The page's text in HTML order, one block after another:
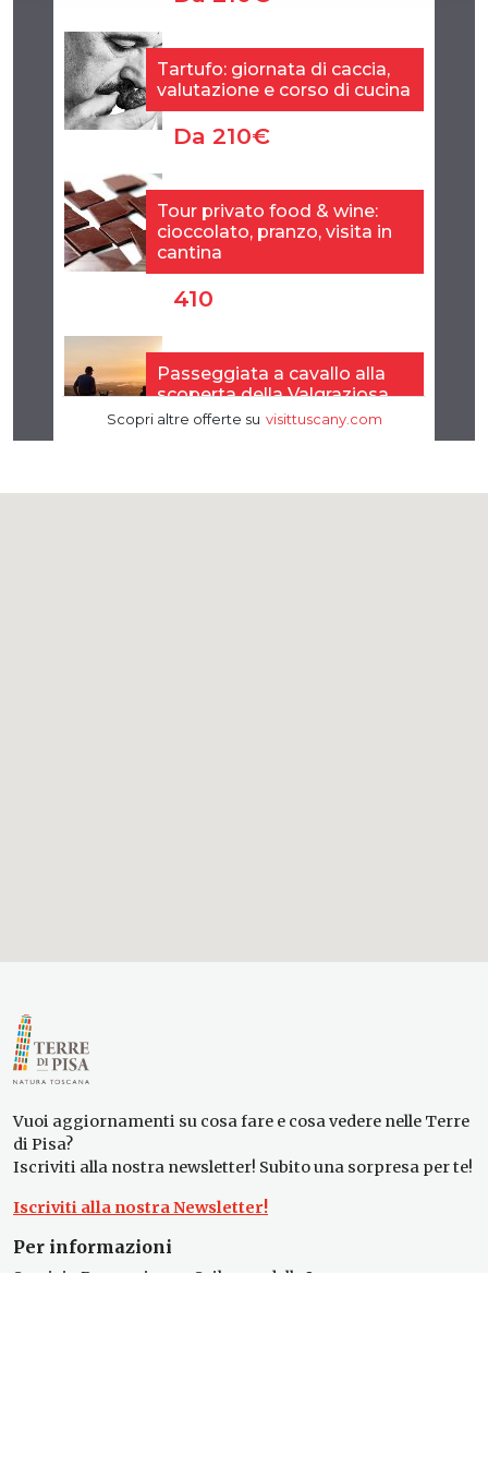
Vuoi aggiornamenti su cosa fare e cosa vedere nelle Terre
di Pisa?
Iscriviti alla nostra newsletter! Subito una sorpresa per te!
Iscriviti alla nostra Newsletter!
Per informazioni
Servizio Promozione e Sviluppo delle Imprese